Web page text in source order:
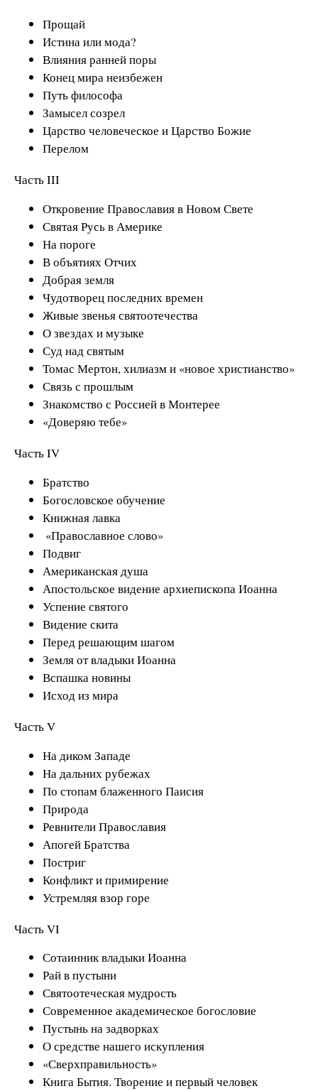
Прощай
Истина или мода?
Влияния ранней поры
Конец мира неизбежен
Путь философа
Замысел созрел
Царство человеческое и Царство Божие
Перелом
Часть III
Откровение Православия в Новом Свете
Святая Русь в Америке
На пороге
В объятиях Отчих
Добрая земля
Чудотворец последних времен
Живые звенья святоотечества
О звездах и музыке
Суд над святым
Томас Мертон, хилиазм и «новое христианство»
Связь с прошлым
Знакомство с Россией в Монтерее
«Доверяю тебе»
Часть IV
Братство
Богословское обучение
Книжная лавка
«Православное слово»
Подвиг
Американская душа
Апостольское видение архиепископа Иоанна
Успение святого
Видение скита
Перед решающим шагом
Земля от владыки Иоанна
Вспашка новины
Исход из мира
Часть V
На диком Западе
На дальних рубежах
По стопам блаженного Паисия
Природа
Ревнители Православия
Апогей Братства
Постриг
Конфликт и примирение
Устремляя взор горе
Часть VI
Сотаинник владыки Иоанна
Рай в пустыни
Святоотеческая мудрость
Современное академическое богословие
Пустынь на задворках
О средстве нашего искупления
«Сверхправильность»
Книга Бытия. Творение и первый человек